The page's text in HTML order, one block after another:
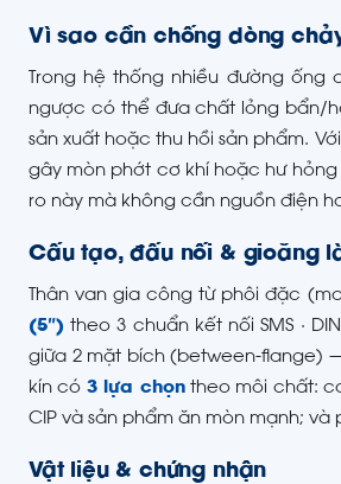
Vì sao cần chống dòng
Trong hệ thống nhiều đường
ngược có thể đưa chất lỏng bẩn/
sản xuất hoặc thu hồi sản phẩm.
gây mòn phớt cơ khí hoặc hư
ro này mà không cần nguồn điện
Cấu tạo, đấu nối & gioăng
Thân van gia công từ phôi đặc
(5″) theo 3 chuẩn kết nối SMS ·
giữa 2 mặt bích (between-flange)
kín có 3 lựa chọntheo môi chất:
CIP và sản phẩm ăn mòn mạnh;
Vật liệu & chứng nhận